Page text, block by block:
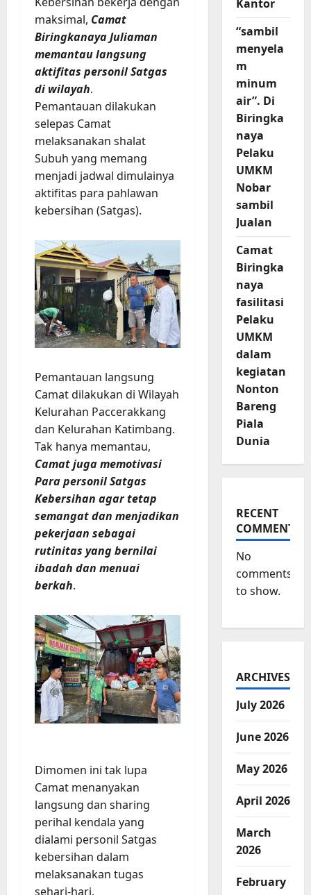
maksimal, Camat
Biringkanaya Juliaman
memantau langsung
aktifitas personil Satgas
di wilayah.
Pemantauan dilakukan
selepas Camat
melaksanakan shalat
Subuh yang memang
menjadi jadwal dimulainya
aktifitas para pahlawan
kebersihan (Satgas).
Pemantauan langsung
Camat dilakukan di Wilayah
Kelurahan Paccerakkang
dan Kelurahan Katimbang.
Tak hanya memantau,
Camat juga memotivasi
Para personil Satgas
Kebersihan agar tetap
semangat dan menjadikan
pekerjaan sebagai
rutinitas yang bernilai
ibadah dan menuai
berkah.
Dimomen ini tak lupa
Camat menanyakan
langsung dan sharing
perihal kendala yang
dialami personil Satgas
kebersihan dalam
melaksanakan tugas
sehari-hari.
Kantor
“sambil
menyela
m
minum
air”. Di
Biringka
naya
Pelaku
UMKM
Nobar
sambil
Jualan
Camat
Biringka
naya
fasilitasi
Pelaku
UMKM
dalam
kegiatan
Nonton
Bareng
Piala
Dunia
RECENT
COMMENTS
No
comments
to show.
ARCHIVES
July 2026
June 2026
May 2026
April 2026
March
2026
February